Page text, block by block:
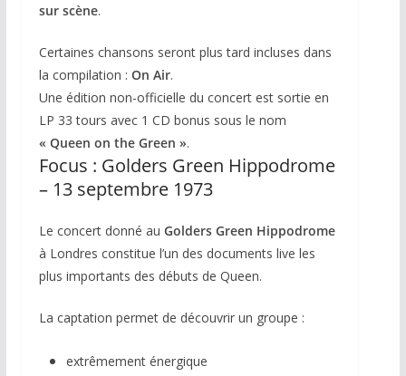
sur scène.
Certaines chansons seront plus tard incluses dans
la compilation : On Air.
Une édition non-officielle du concert est sortie en
LP 33 tours avec 1 CD bonus sous le nom
« Queen on the Green ».
Focus : Golders Green Hippodrome
– 13 septembre 1973
Le concert donné au Golders Green Hippodrome
à Londres constitue l’un des documents live les
plus importants des débuts de Queen.
La captation permet de découvrir un groupe :
extrêmement énergique